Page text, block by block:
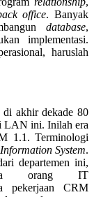
office. Banyak
database,
implementasi.
haruslah
akhir dekade 80
LAN ini. Inilah era
1.1. Terminologi
System.
departemen ini,
orang IT
pekerjaan CRM